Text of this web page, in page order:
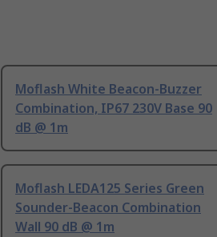
Moflash White Beacon-Buzzer
Combination, IP67 230V Base 90
dB @ 1m
Moflash LEDA125 Series Green
Sounder-Beacon Combination
Wall 90 dB @ 1m